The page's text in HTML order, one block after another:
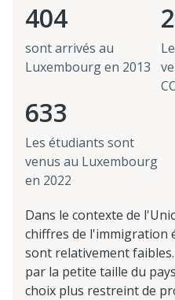
404
sont arrivés au
Luxembourg en 2013
633
Les étudiants sont
venus au Luxembourg
en 2022
Dans le contexte de
chiffres de l'immigration
sont relativement
par la petite taille du
choix plus restreint de